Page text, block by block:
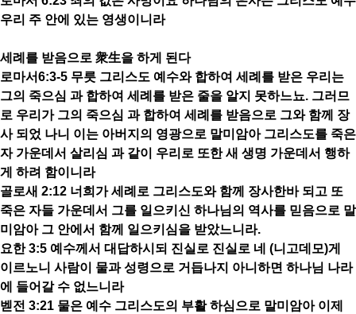
우리 주 안에 있는 영생이니라
세례를 받음으로 衆生을 하게 된다
로마서6:3-5 무릇 그리스도 예수와 합하여 세례를 받은 우리는
그의 죽으심 과 합하여 세례를 받은 줄을 알지 못하느뇨. 그러므
로 우리가 그의 죽으심 과 합하여 세례를 받음으로 그와 함께 장
사 되었 나니 이는 아버지의 영광으로 말미암아 그리스도를 죽은
자 가운데서 살리심 과 같이 우리로 또한 새 생명 가운데서 행하
게 하려 함이니라
골로새 2:12 너희가 세례로 그리스도와 함께 장사한바 되고 또
죽은 자들 가운데서 그를 일으키신 하나님의 역사를 믿음으로 말
미암아 그 안에서 함께 일으키심을 받았느니라.
요한 3:5 예수께서 대답하시되 진실로 진실로 네 (니고데모)게
이르노니 사람이 물과 성령으로 거듭나지 아니하면 하나님 나라
에 들어갈 수 없느니라
벧전 3:21 물은 예수 그리스도의 부활 하심으로 말미암아 이제